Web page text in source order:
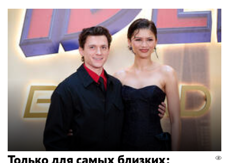
Только для самых близких: